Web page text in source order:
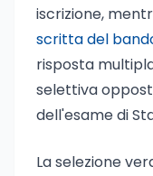
iscrizione,
scritta del
risposta
selettiva
dell'esame di
La selezione